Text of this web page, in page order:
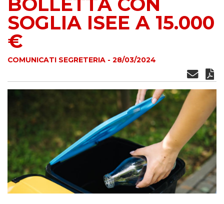
SOGLIA ISEE A 15.000
€
COMUNICATI SEGRETERIA - 28/03/2024